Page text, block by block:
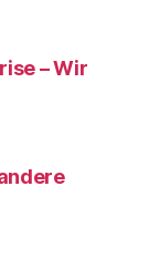
– Wir